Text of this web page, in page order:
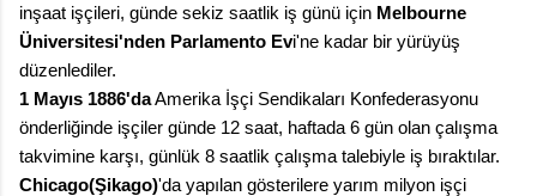
inşaat işçileri, günde sekiz saatlik iş günü için Melbourne
Üniversitesi'nden Parlamento Evi'ne kadar bir yürüyüş
düzenlediler.
1 Mayıs 1886'daAmerika İşçi Sendikaları Konfederasyonu
önderliğinde işçiler günde 12 saat, haftada 6 gün olan çalışma
takvimine karşı, günlük 8 saatlik çalışma talebiyle iş bıraktılar.
Chicago(Şikago)'da yapılan gösterilere yarım milyon işçi